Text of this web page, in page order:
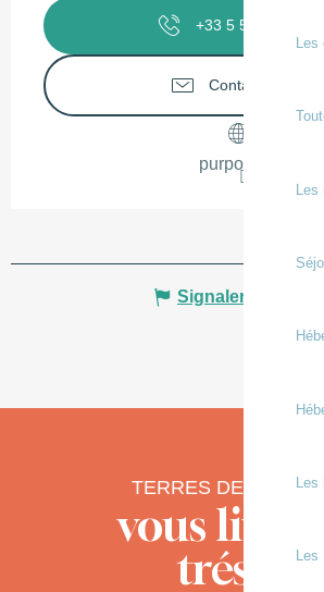
Les
Les
Les
+33 5 58 97 71
Contactez-nous
purpoz.com
Signaler une
TERRES DE
vous livre
trésors